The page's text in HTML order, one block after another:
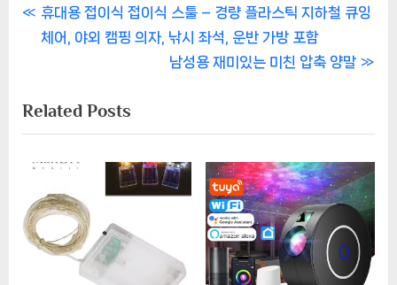
글P
r
i
o
u
P
o
휴대용 접이식 접이식 스툴 – 경량 플라스틱 지하철 큐잉
체어, 야외 캠핑 의자, 낚시 좌석, 운반 가방 포함
N
t
P
o
:
남성용 재미있는 미친 압축 양말
Related Posts